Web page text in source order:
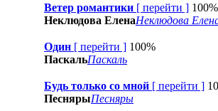
Ветер романтики [ перейти ] 100%
Неклюдова ЕленаНеклюдова
Один [ перейти ] 100%
ПаскальПаскаль
Будь только со мной [ перейти ]
ПеснярыПесняры